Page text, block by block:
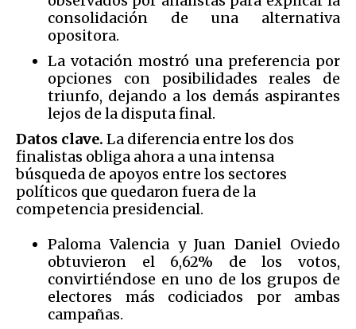
consolidación de una alternativa
opositora.
La votación mostró una preferencia por
opciones con posibilidades reales de
triunfo, dejando a los demás aspirantes
lejos de la disputa final.
Datos clave. La diferencia entre los dos
finalistas obliga ahora a una intensa
búsqueda de apoyos entre los sectores
políticos que quedaron fuera de la
competencia presidencial.
Paloma Valencia y Juan Daniel Oviedo
obtuvieron el 6,62% de los votos,
convirtiéndose en uno de los grupos de
electores más codiciados por ambas
campañas.